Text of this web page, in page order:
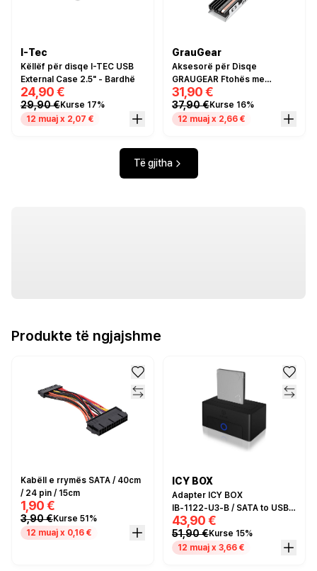
I-Tec
Këllëf për disqe I-TEC USB
External Case 2.5" - Bardhë
24,90 €
29,90 €Kurse 17%
12 muaj x 2,07 €
GrauGear
Aksesorë për Disqe
GRAUGEAR Ftohës me
Heatpipe për SSD M.2 NVMe
2280 - Grafit / Bakër / +Zezë
31,90 €
37,90 €Kurse 16%
12 muaj x 2,66 €
Të gjitha
Produkte të ngjajshme
Kabëll e rrymës SATA / 40cm
/ 24 pin / 15cm
1,90 €
3,90 €Kurse 51%
12 muaj x 0,16 €
ICY BOX
Adapter ICY BOX
IB‑1122‑U3‑B / SATA to USB
3.2 Gen 1 - Zezë
43,90 €
51,90 €Kurse 15%
12 muaj x 3,66 €